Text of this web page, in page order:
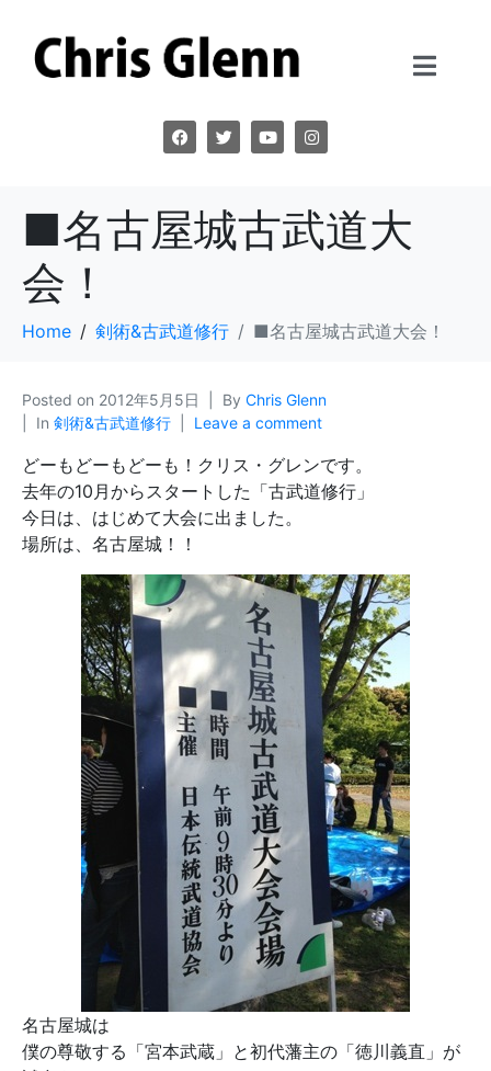
■名古屋城古武道大
会！
Home 剣術&古武道修行 ■名古屋城古武道大会！
Posted on 2012年5月5日 By Chris Glenn
In 剣術&古武道修行 Leave a comment
どーもどーもどーも！クリス・グレンです。
去年の10月からスタートした「古武道修行」
今日は、はじめて大会に出ました。
場所は、名古屋城！！
名古屋城は
僕の尊敬する「宮本武蔵」と初代藩主の「徳川義直」が